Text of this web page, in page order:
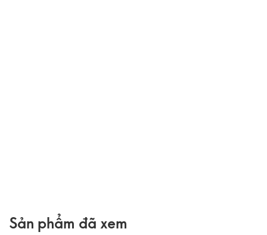
Sản phẩm đã xem